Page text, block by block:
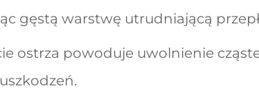
gęstą warstwę utrudniającą
ostrza powoduje uwolnienie